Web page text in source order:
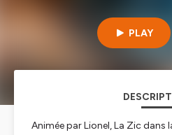
PLAY
Animée par Lionel, La Zic dans